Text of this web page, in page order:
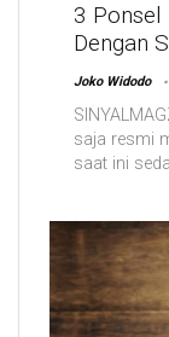
3 Ponsel
Dengan
Joko Widodo
saja resmi
saat ini